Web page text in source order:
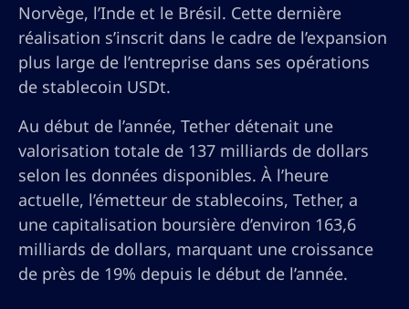
Norvège, l’Inde et le Brésil. Cette dernière
réalisation s’inscrit dans le cadre de l’expansion
plus large de l’entreprise dans ses opérations
de stablecoin USDt.
Au début de l’année, Tether détenait une
valorisation totale de 137 milliards de dollars
selon les données disponibles. À l’heure
actuelle, l’émetteur de stablecoins, Tether, a
une capitalisation boursière d’environ 163,6
milliards de dollars, marquant une croissance
de près de 19% depuis le début de l’année.